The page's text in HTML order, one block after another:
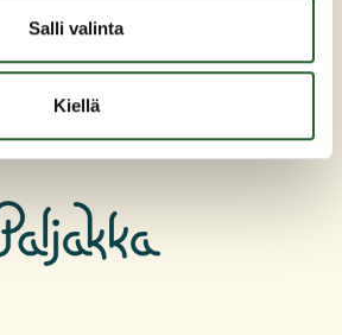
Salli valinta
Kiellä
Yhteystiedot
ja pöytäkirjat
Ajankohtaista
Tapahtumat